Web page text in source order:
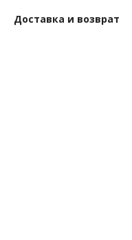
Доставка и возврат